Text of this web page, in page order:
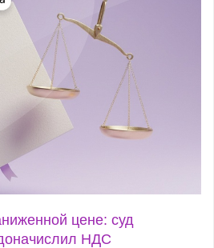
цене: суд
НДС